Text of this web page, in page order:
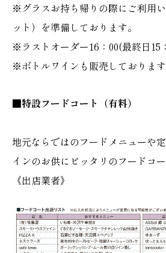
※グラスお持ち帰りの際にご利用
ット）を準備しております。
※ラストオーダー16：00(最終日15
※ボトルワインも販売しております
■特設フードコート（有料）
地元ならではのフードメニューや
インのお供にピッタリのフードコー
《出店業者》